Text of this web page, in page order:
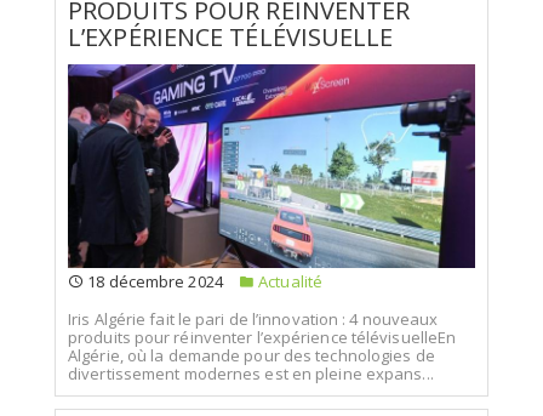
PRODUITS POUR RÉINVENTER
L’EXPÉRIENCE TÉLÉVISUELLE
18 décembre 2024
Actualité
Iris Algérie fait le pari de l’innovation : 4 nouveaux
produits pour réinventer l’expérience télévisuelleEn
Algérie, où la demande pour des technologies de
divertissement modernes est en pleine expans...